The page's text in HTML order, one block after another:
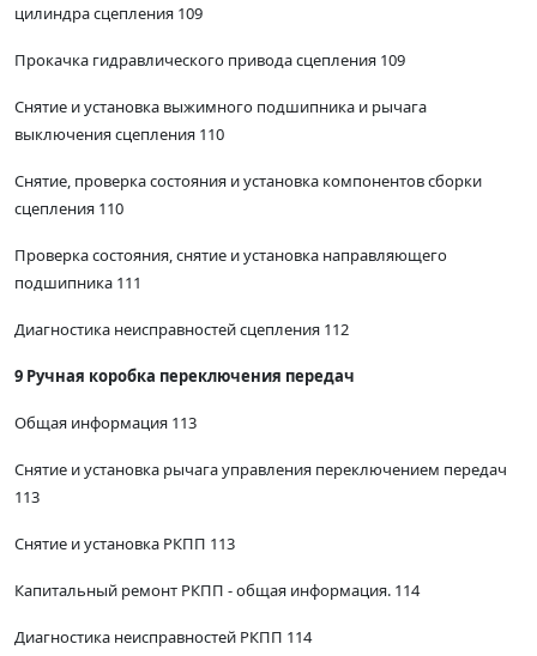
цилиндра сцепления 109
Прокачка гидравлического привода сцепления 109
Снятие и установка выжимного подшипника и рычага
выключения сцепления 110
Снятие, проверка состояния и установка компонентов сборки
сцепления 110
Проверка состояния, снятие и установка направляющего
подшипника 111
Диагностика неисправностей сцепления 112
9 Ручная коробка переключения передач
Общая информация 113
Снятие и установка рычага управления переключением передач
113
Снятие и установка РКПП 113
Капитальный ремонт РКПП - общая информация. 114
Диагностика неисправностей РКПП 114